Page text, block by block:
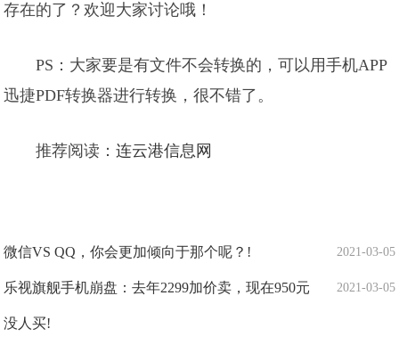
存在的了？欢迎大家讨论哦！
PS：大家要是有文件不会转换的，可以用手机APP
迅捷PDF转换器进行转换，很不错了。
推荐阅读：连云港信息网
2021-03-05
微信VS QQ，你会更加倾向于那个呢？!
2021-03-05
乐视旗舰手机崩盘：去年2299加价卖，现在950元
没人买!